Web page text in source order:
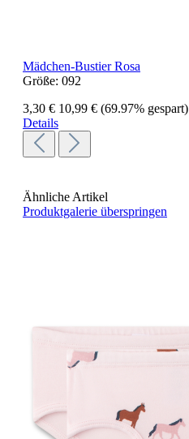
Mädchen-Bustier Rosa
Größe: 092
3,30 € 10,99 € (69.97% gespart)
Details
Ähnliche Artikel
Produktgalerie überspringen